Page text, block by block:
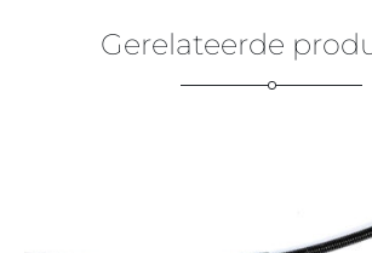
Gerelateerde